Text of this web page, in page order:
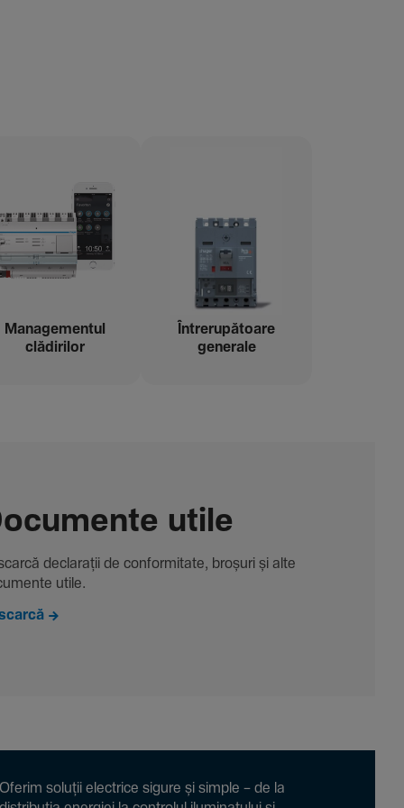
Managementul
clădi­rilor
Între­ru­pă­toare
gene­rale
utile
decla­rații de conformitate, broșuri și alte
utile.
soluții electrice sigure și simple – de la